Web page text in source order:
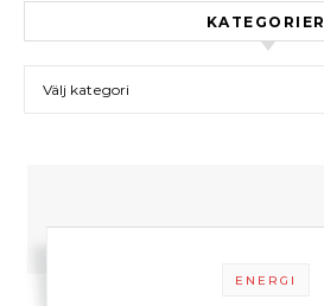
KATEGORIER
ENERGI